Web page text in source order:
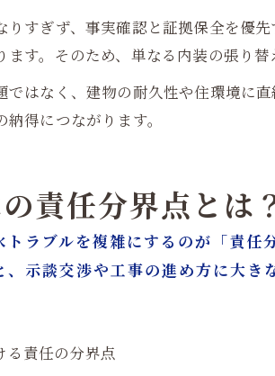
りすぎず、事実確認と証拠保全を優
ます。そのため、単なる内装の張り
ではなく、建物の耐久性や住環境に
得につながります。
責任分界点とは
トラブルを複雑にするのが「責
示談交渉や工事の進め方に大き
る責任の分界点